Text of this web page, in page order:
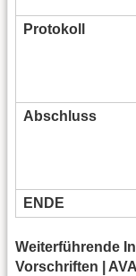
Protokoll
Abschluss
ENDE
Weiterführende
Vorschriften | AVA